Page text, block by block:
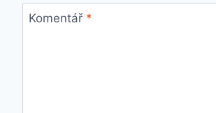
Komentář *